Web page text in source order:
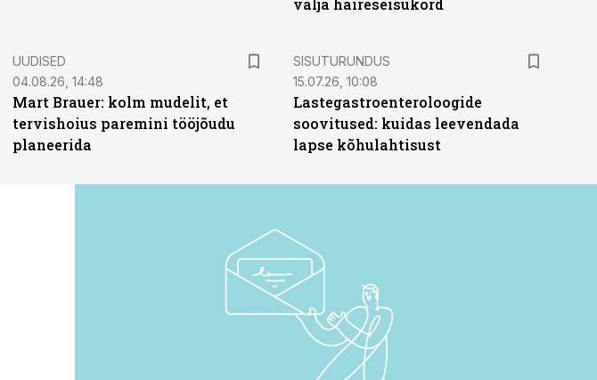
välja häireseisukord
UUDISED
04.08.26, 14:48
Mart Brauer: kolm mudelit, et
tervishoius paremini tööjõudu
planeerida
ST
SISUTURUNDUS
15.07.26, 10:08
Lastegastroenteroloogide
soovitused: kuidas leevendada
lapse kõhulahtisust